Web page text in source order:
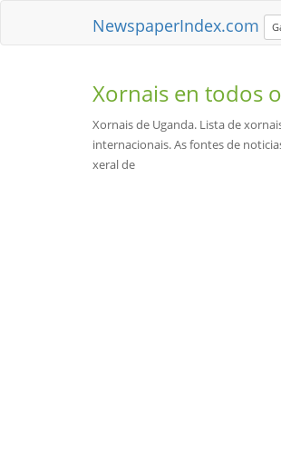
NewspaperIndex.com
Xornais en todos
Xornais de Uganda. Lista de
internacionais. As fontes de
xeral de